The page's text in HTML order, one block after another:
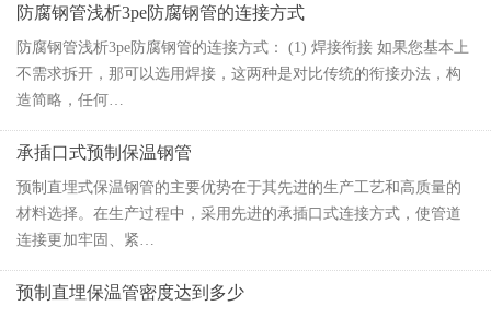
防腐钢管浅析3pe防腐钢管的连接方式
防腐钢管浅析3pe防腐钢管的连接方式： (1) 焊接衔接 如果您基本上
不需求拆开，那可以选用焊接，这两种是对比传统的衔接办法，构
造简略，任何…
承插口式预制保温钢管
预制直埋式保温钢管的主要优势在于其先进的生产工艺和高质量的
材料选择。在生产过程中，采用先进的承插口式连接方式，使管道
连接更加牢固、紧…
预制直埋保温管密度达到多少